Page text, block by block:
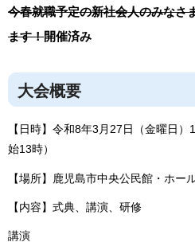
今春就職予定の新社会人のみなさ
ます！開催済み
大会概要
【日時】令和8年3月27日（金曜日
始13時）
【場所】鹿児島市中央公民館・ホー
【内容】式典、講演、研修
講演